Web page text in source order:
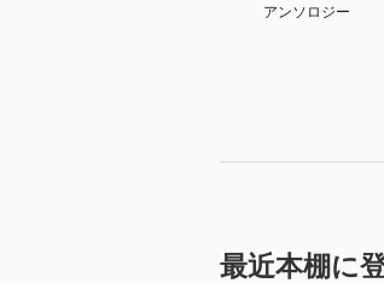
アンソロジー
最近本棚に